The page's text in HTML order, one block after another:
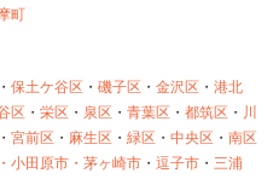
町
・ 保土ケ谷区 ・ 磯子区 ・ 金沢区 ・ 港北
区 ・ 栄区 ・ 泉区 ・ 青葉区 ・ 都筑区 ・ 川
・ 宮前区 ・ 麻生区 ・ 緑区 ・ 中央区 ・ 南区
小田原市・ 茅ヶ崎市 ・ 逗子市 ・ 三浦